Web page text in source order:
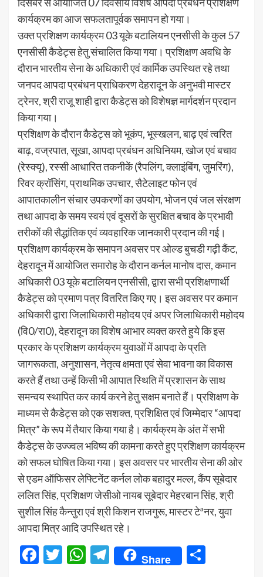
कार्यक्रम का आज सफलतापूर्वक समापन हो गया।
उक्त प्रशिक्षण कार्यक्रम 03 यूके बटालियन एनसीसी के कुल 57
एनसीसी कैडेट्स हेतु संचालित किया गया। प्रशिक्षण अवधि के
दौरान भारतीय सेना के अधिकारी एवं कार्मिक उपस्थित रहे तथा
जनपद आपदा प्रबंधन प्राधिकरण देहरादून के अनुभवी मास्टर
ट्रेनर, श्री राजू शाही द्वारा कैडेट्स को विशेषज्ञ मार्गदर्शन प्रदान
किया गया।
प्रशिक्षण के दौरान कैडेट्स को भूकंप, भूस्खलन, बाढ़ एवं त्वरित
बाढ़, वज्रपात, सूखा, आपदा प्रबंधन अधिनियम, खोज एवं बचाव
(रेस्क्यू), रस्सी आधारित तकनीकें (रैपलिंग, क्लाइंबिंग, जुमरिंग),
रिवर क्रॉसिंग, प्राथमिक उपचार, सैटेलाइट फोन एवं
आपातकालीन संचार उपकरणों का उपयोग, भोजन एवं जल संरक्षण
तथा आपदा के समय स्वयं एवं दूसरों के सुरक्षित बचाव के प्रभावी
तरीकों की सैद्धांतिक एवं व्यवहारिक जानकारी प्रदान की गई।
प्रशिक्षण कार्यक्रम के समापन अवसर पर ओल्ड बुचडी गढ़ी कैंट,
देहरादून में आयोजित समारोह के दौरान कर्नल मानोष दास, कमान
अधिकारी 03 यूके बटालियन एनसीसी, द्वारा सभी प्रशिक्षणार्थी
कैडेट्स को प्रमाण पत्र वितरित किए गए। इस अवसर पर कमान
अधिकारी द्वारा जिलाधिकारी महोदय एवं अपर जिलाधिकारी महोदय
(वि0/रा0), देहरादून का विशेष आभार व्यक्त करते हुये कि इस
प्रकार के प्रशिक्षण कार्यक्रम युवाओं में आपदा के प्रति
जागरूकता, अनुशासन, नेतृत्व क्षमता एवं सेवा भावना का विकास
करते हैं तथा उन्हें किसी भी आपात स्थिति में प्रशासन के साथ
समन्वय स्थापित कर कार्य करने हेतु सक्षम बनाते हैं। प्रशिक्षण के
माध्यम से कैडेट्स को एक सशक्त, प्रशिक्षित एवं जिम्मेदार “आपदा
मित्र” के रूप में तैयार किया गया है। कार्यक्रम के अंत में सभी
कैडेट्स के उज्ज्वल भविष्य की कामना करते हुए प्रशिक्षण कार्यक्रम
को सफल घोषित किया गया। इस अवसर पर भारतीय सेना की ओर
से एडम ऑफिसर लेफ्टिनेंट कर्नल लोक बहादुर मल्ल, कैंप सूबेदार
ललित सिंह, प्रशिक्षण जेसीओ नायब सूबेदार मेहरबान सिंह, श्री
सुशील सिंह कैन्तुरा एवं श्री किशन राजगुरू, मास्टर टेªनर, युवा
आपदा मित्र आदि उपस्थित रहे।
Facebook
TwitterWhatsApp
Telegram
Share